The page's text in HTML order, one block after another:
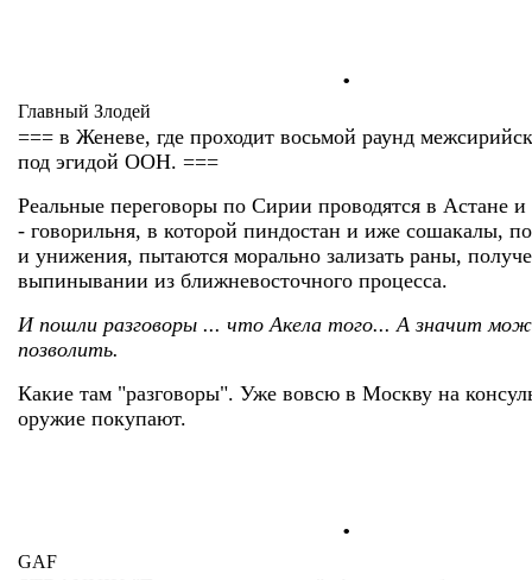
.
Главный Злодей
=== в Женеве, где проходит восьмой раунд
под эгидой ООН. ===
Реальные переговоры по Сирии проводятся в Астане
- говорильня, в которой пиндостан и иже сошакалы,
и унижения, пытаются морально зализать раны,
выпинывании из ближневосточного процесса.
И пошли разговоры ... что Акела того... А значит
позволить.
Какие там "разговоры". Уже вовсю в Москву на
оружие покупают.
.
GAF